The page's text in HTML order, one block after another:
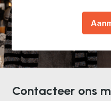
Contacteer ons